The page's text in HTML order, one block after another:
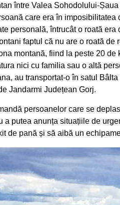
între Valea Sohodolului-
care era în
personală, întrucât o roată
faptul că nu are o roată
montană, fiind la peste 20
nici cu familia sau o altă
au transportat-o în satul
Jandarmi Județean Gorj.
persoanelor care se
a putea anunța situațiile de
de pană și să aibă un